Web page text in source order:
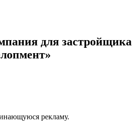
для застройщика
рекламу.